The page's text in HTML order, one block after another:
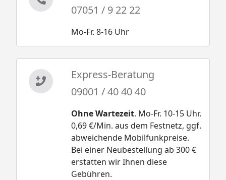
07051 / 9 22 22
Mo-Fr. 8-16 Uhr
Express-Beratung
09001 / 40 40 40
Ohne Wartezeit. Mo-Fr. 10-15 Uhr.
0,69 €/Min. aus dem Festnetz, ggf.
abweichende Mobilfunkpreise.
Bei einer Neubestellung ab 300 €
erstatten wir Ihnen diese
Gebühren.